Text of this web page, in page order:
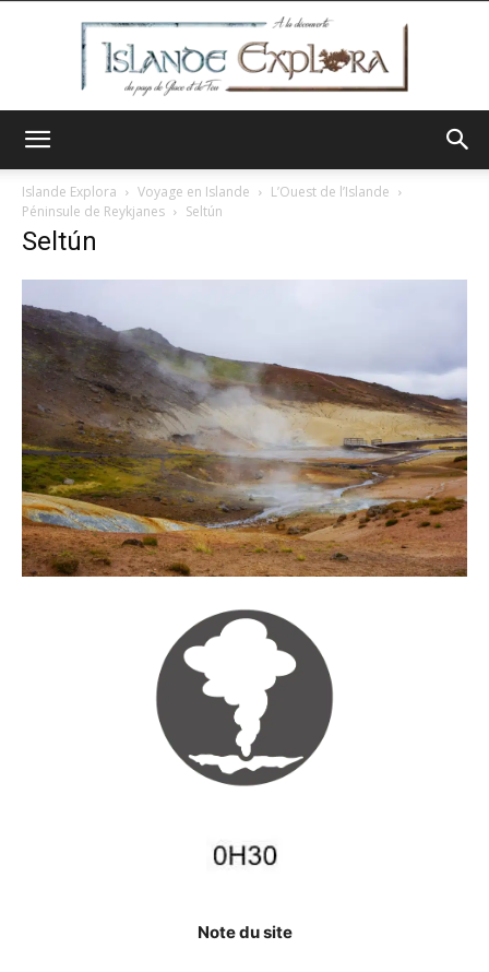
Islande Explora Voyage en Islande
L’Ouest de l’Islande
Péninsule de Reykjanes
Seltún
Seltún
Note du site